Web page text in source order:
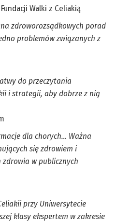
Walki z Celiakią
zdroworozsądkowych porad
problemów związanych z
do przeczytania
i strategii, aby dobrze z nią
dla chorych… Ważna
się zdrowiem i
w publicznych
przy Uniwersytecie
klasy ekspertem w zakresie